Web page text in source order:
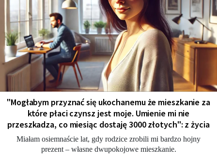
"Мogłabym przyznać się ukochanemu że mieszkanie za
które płaci czynsz jest moje. Umienie mi nie
przeszkadza, co miesiąc dostaję 3000 złotych": z życia
Miałam osiemnaście lat, gdy rodzice zrobili mi bardzo hojny
prezent – własne dwupokojowe mieszkanie.